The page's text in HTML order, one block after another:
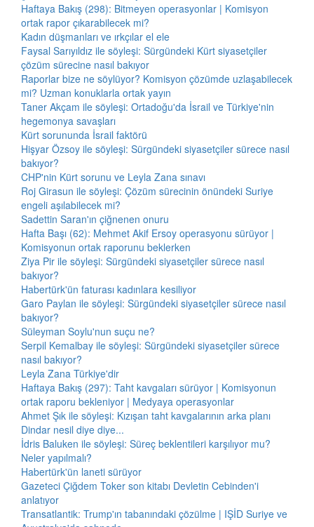
Haftaya Bakış (298): Bitmeyen operasyonlar | Komisyon
ortak rapor çıkarabilecek mi?
Kadın düşmanları ve ırkçılar el ele
Faysal Sarıyıldız ile söyleşi: Sürgündeki Kürt siyasetçiler
çözüm sürecine nasıl bakıyor
Raporlar bize ne söylüyor? Komisyon çözümde uzlaşabilecek
mi? Uzman konuklarla ortak yayın
Taner Akçam ile söyleşi: Ortadoğu'da İsrail ve Türkiye'nin
hegemonya savaşları
Kürt sorununda İsrail faktörü
Hişyar Özsoy ile söyleşi: Sürgündeki siyasetçiler sürece nasıl
bakıyor?
CHP'nin Kürt sorunu ve Leyla Zana sınavı
Roj Girasun ile söyleşi: Çözüm sürecinin önündeki Suriye
engeli aşılabilecek mi?
Sadettin Saran'ın çiğnenen onuru
Hafta Başı (62): Mehmet Akif Ersoy operasyonu sürüyor |
Komisyonun ortak raporunu beklerken
Ziya Pir ile söyleşi: Sürgündeki siyasetçiler sürece nasıl
bakıyor?
Habertürk'ün faturası kadınlara kesiliyor
Garo Paylan ile söyleşi: Sürgündeki siyasetçiler sürece nasıl
bakıyor?
Süleyman Soylu'nun suçu ne?
Serpil Kemalbay ile söyleşi: Sürgündeki siyasetçiler sürece
nasıl bakıyor?
Leyla Zana Türkiye'dir
Haftaya Bakış (297): Taht kavgaları sürüyor | Komisyonun
ortak raporu bekleniyor | Medyaya operasyonlar
Ahmet Şık ile söyleşi: Kızışan taht kavgalarının arka planı
Dindar nesil diye diye...
İdris Baluken ile söyleşi: Süreç beklentileri karşılıyor mu?
Neler yapılmalı?
Habertürk'ün laneti sürüyor
Gazeteci Çiğdem Toker son kitabı Devletin Cebinden'i
anlatıyor
Transatlantik: Trump'ın tabanındaki çözülme | IŞİD Suriye ve